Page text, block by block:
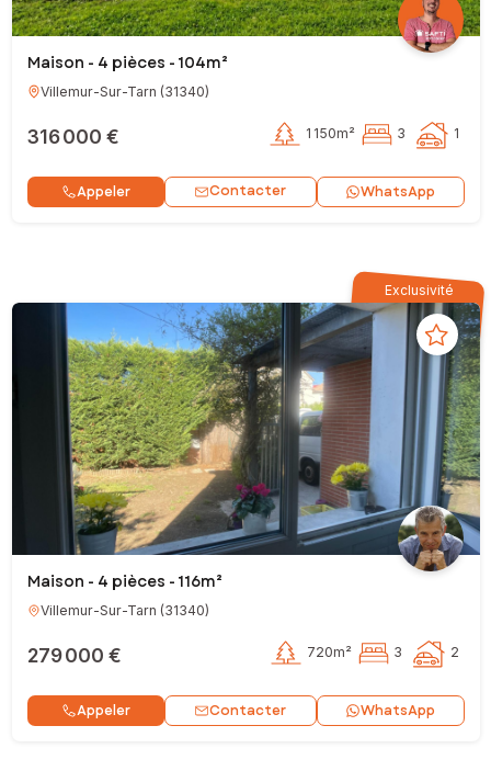
Maison - 4 pièces - 104m²
Villemur-Sur-Tarn (31340)
316 000 € 1 150m² 3 1
Appeler Contacter WhatsApp
Exclusivité
Maison - 4 pièces - 116m²
Villemur-Sur-Tarn (31340)
279 000 € 720m² 3 2
Appeler Contacter WhatsApp